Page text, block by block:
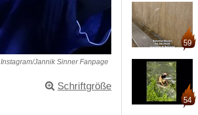
Instagram/Jannik Sinner Fanpage
Schriftgröße
59
54